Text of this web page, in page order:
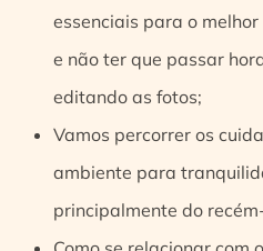
essenciais para o
e não ter que passar
editando as fotos;
Vamos percorrer os
ambiente para
principalmente do